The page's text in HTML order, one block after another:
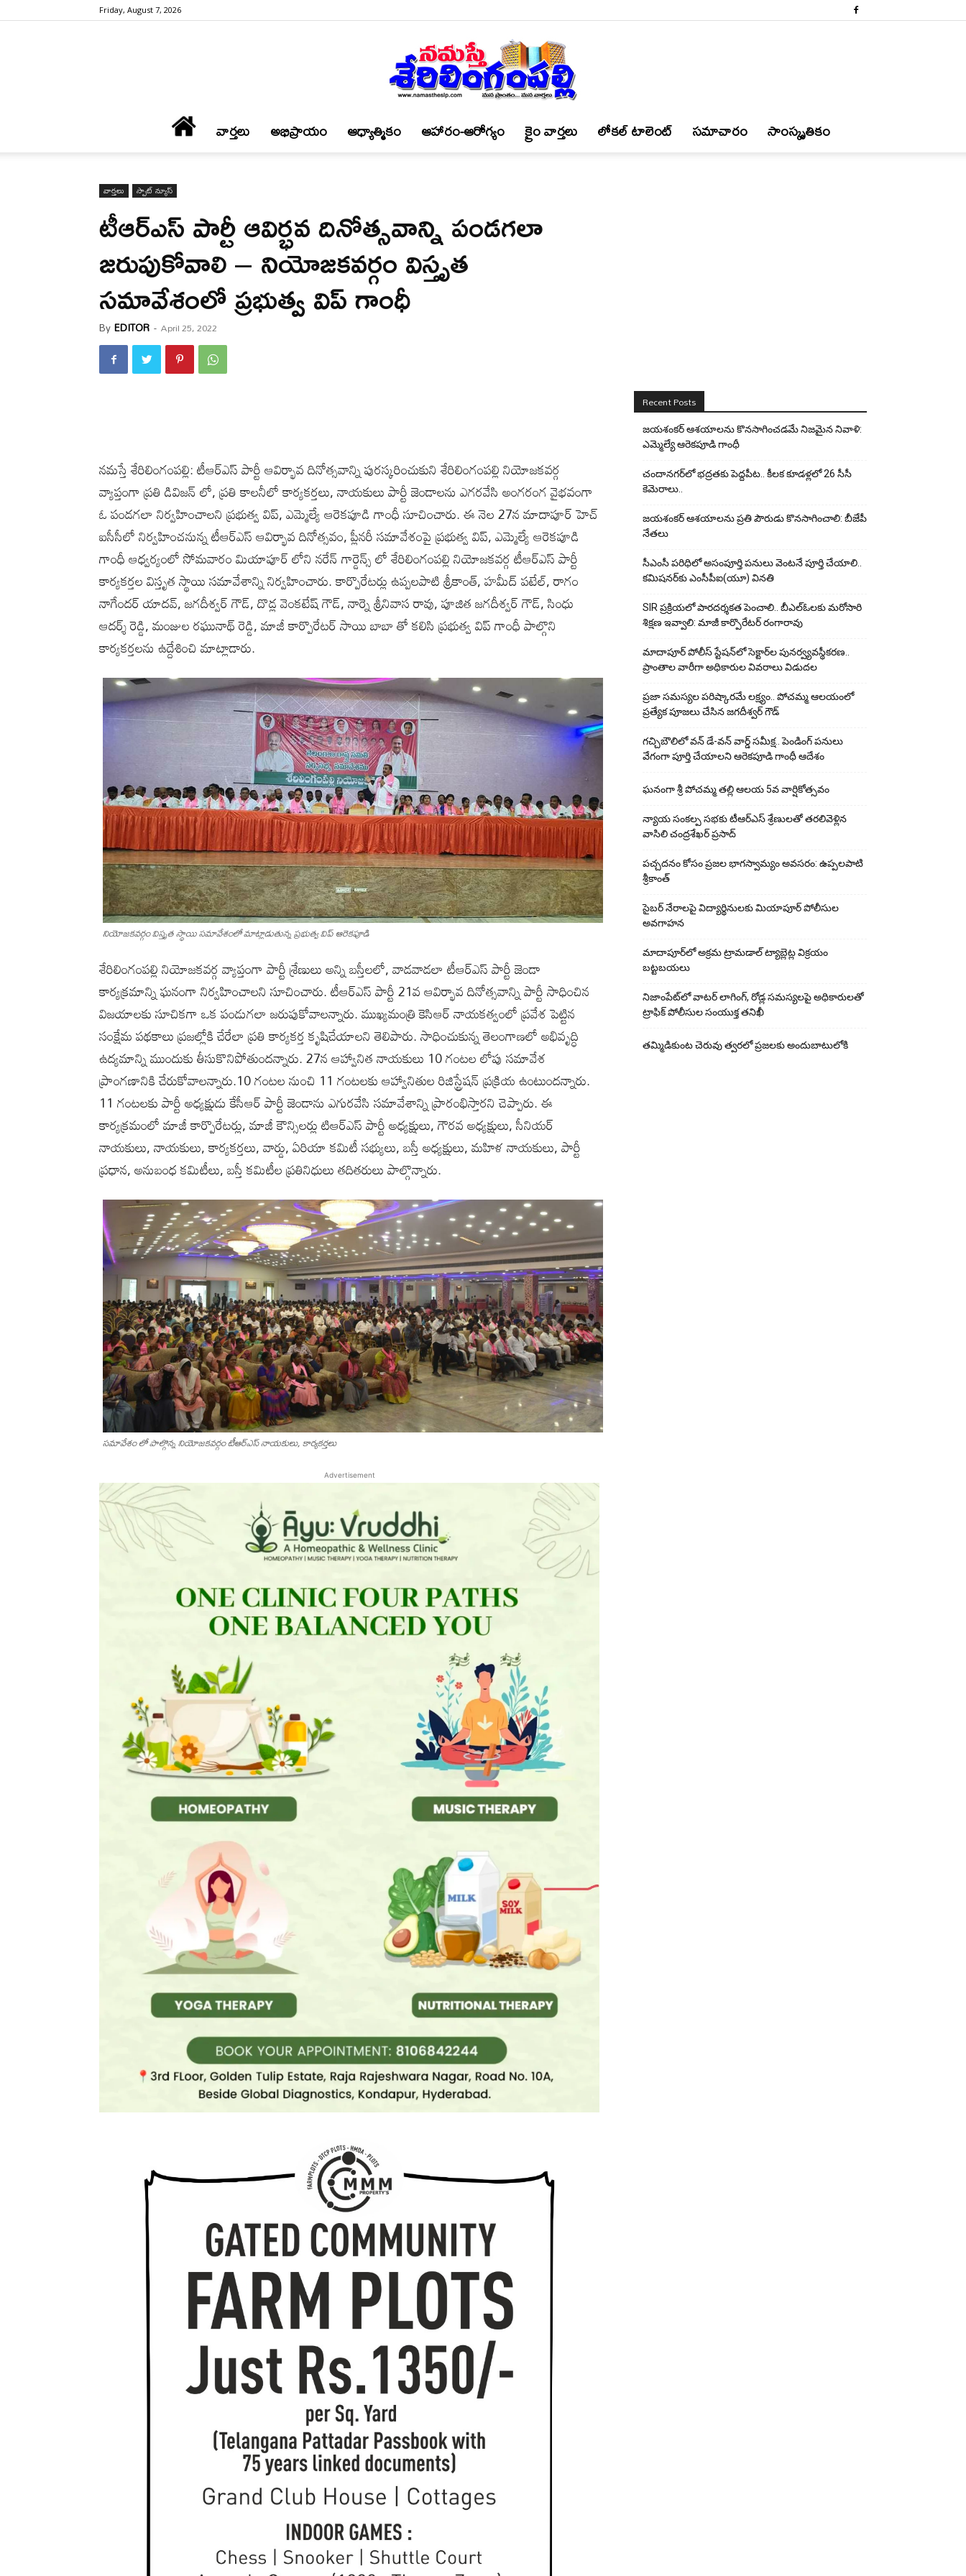
Friday, August 7, 2026
శేరిలింగంపల్లి
వార్త‌లు అభిప్రాయం ఆధ్యాత్మికం ఆహారం-ఆరోగ్యం క్రైం వార్త‌లు లోకల్ టాలెంట్ స‌మాచారం సాంస్కృతికం
వార్త‌లు స్పాట్ న్యూస్
టీఆర్ఎస్ పార్టీ ఆవిర్భవ దినోత్సవాన్ని పండగలా
జరుపుకోవాలి – నియోజకవర్గం విస్తృత
సమావేశంలో ప్రభుత్వ విప్ గాంధీ
ByEDITOR - April 25, 2022
నమస్తే శేరిలింగంపల్లి: టీఆర్ఎస్ పార్టీ ఆవిర్భావ దినోత్సవాన్ని పురస్కరించుకుని శేరిలింగంపల్లి నియోజకవర్గ
వ్యాప్తంగా ప్రతి డివిజన్ లో, ప్రతి కాలనీలో కార్యకర్తలు, నాయకులు పార్టీ జెండాలను ఎగరవేసి అంగరంగ వైభవంగా
ఓ పండగలా నిర్వహించాలని ప్రభుత్వ విప్, ఎమ్మెల్యే ఆరెకపూడి గాంధీ సూచించారు. ఈ నెల 27న మాదాపూర్ హెచ్
ఐసీసీలో నిర్వహించనున్న టీఆర్ఎస్ ఆవిర్భావ దినోత్సవం, ప్లీనరీ సమావేశంపై ప్రభుత్వ విప్, ఎమ్మెల్యే ఆరెకపూడి
గాంధీ ఆధ్వర్యంలో సోమవారం మియాపూర్ లోని నరేన్ గార్డెన్స్ లో శేరిలింగంపల్లి నియోజకవర్గ టీఆర్ఎస్ పార్టీ
కార్యకర్తల విస్తృత స్థాయి సమావేశాన్ని నిర్వహించారు. కార్పొరేటర్లు ఉప్పలపాటి శ్రీకాంత్, హమీద్ పటేల్, రాగం
నాగేందర్ యాదవ్, జగదీశ్వర్ గౌడ్, దొడ్ల వెంకటేష్ గౌడ్, నార్నె శ్రీనివాస రావు, పూజిత జగదీశ్వర్ గౌడ్, సింధు
ఆదర్శ్ రెడ్డి, మంజుల రఘునాథ్ రెడ్డి, మాజీ కార్పొరేటర్ సాయి బాబా తో కలిసి ప్రభుత్వ విప్ గాంధీ పాల్గొని
కార్యకర్తలను ఉద్దేశించి మాట్లాడారు.
నియోజకవర్గం విస్తృత స్థాయి సమావేశంలో మాట్లాడుతున్న ప్రభుత్వ విప్ ఆరెకపూడి
శేరిలింగంపల్లి నియోజకవర్గ వ్యాప్తంగా పార్టీ శ్రేణులు అన్ని బస్తీలలో, వాడవాడలా టీఆర్ఎస్ పార్టీ జెండా
కార్యక్రమాన్ని ఘనంగా నిర్వహించాలని సూచించారు. టీఆర్ఎస్ పార్టీ 21వ ఆవిర్భావ దినోత్సవాన్ని పార్టీ సాధించిన
విజయాలకు సూచికగా ఒక పండుగలా జరుపుకోవాలన్నారు. ముఖ్యమంత్రి కెసిఆర్ నాయకత్వంలో ప్రవేశ పెట్టిన
సంక్షేమ పథకాలు ప్రజల్లోకి చేరేలా ప్రతి కార్యకర్త కృషిచేయాలని తెలిపారు. సాధించుకున్న తెలంగాణలో అభివృద్ధి
ఉద్యమాన్ని ముందుకు తీసుకొనిపోతుందన్నారు. 27న ఆహ్వానిత నాయకులు 10 గంటల లోపు సమావేశ
ప్రాంగణానికి చేరుకోవాలన్నారు.10 గంటల నుంచి 11 గంటలకు ఆహ్వానితుల రిజిస్ట్రేషన్ ప్రక్రియ ఉంటుందన్నారు.
11 గంటలకు పార్టీ అధ్యక్షుడు కేసీఆర్ పార్టీ జెండాను ఎగురవేసి సమావేశాన్ని ప్రారంభిస్తారని చెప్పారు. ఈ
కార్యక్రమంలో మాజీ కార్పొరేటర్లు, మాజీ కౌన్సిలర్లు టిఆర్ఎస్ పార్టీ అధ్యక్షులు, గౌరవ అధ్యక్షులు, సీనియర్
నాయకులు, నాయకులు, కార్యకర్తలు, వార్డు, ఏరియా కమిటీ సభ్యులు, బస్తీ అధ్యక్షులు, మహిళ నాయకులు, పార్టీ
ప్రధాన, అనుబంధ కమిటీలు, బస్తీ కమిటీల ప్రతినిధులు తదితరులు పాల్గొన్నారు.
సమావేశం లో పాల్గొన్న నియోజకవర్గం టీఆర్ఎస్ ‌నాయకులు, కార్యకర్తలు
Advertisement
Recent Posts
జయశంకర్ ఆశయాలను కొనసాగించడమే నిజమైన నివాళి:
ఎమ్మెల్యే ఆరెక‌పూడి గాంధీ
చందానగర్‌లో భద్రతకు పెద్దపీట.. కీలక కూడళ్లలో 26 సీసీ
కెమెరాలు..
జయశంకర్ ఆశయాలను ప్రతి పౌరుడు కొనసాగించాలి: బీజేపీ
నేతలు
సీఎంసీ పరిధిలో అసంపూర్తి పనులు వెంటనే పూర్తి చేయాలి..
కమిషనర్‌కు ఎంసీపీఐ(యూ) వినతి
SIR ప్రక్రియలో పారదర్శకత పెంచాలి.. బీఎల్ఓలకు మరోసారి
శిక్షణ ఇవ్వాలి: మాజీ కార్పొరేటర్ రంగారావు
మాదాపూర్ పోలీస్‌ స్టేషన్‌లో సెక్టార్‌ల పునర్వ్యవస్థీకరణ..
ప్రాంతాల వారీగా అధికారుల వివరాలు విడుదల
ప్రజా సమస్యల పరిష్కారమే లక్ష్యం.. పోచమ్మ ఆలయంలో
ప్రత్యేక పూజలు చేసిన జగదీశ్వర్ గౌడ్
గచ్చిబౌలిలో వన్ డే-వన్ వార్డ్ సమీక్ష.. పెండింగ్ పనులు
వేగంగా పూర్తి చేయాలని ఆరెకపూడి గాంధీ ఆదేశం
ఘ‌నంగా శ్రీ పోచమ్మ త‌ల్లి ఆలయ 5వ వార్షికోత్సవం
న్యాయ సంక‌ల్ప స‌భ‌కు టీఆర్ఎస్ శ్రేణుల‌తో త‌ర‌లివెళ్లిన
వాసిలి చంద్ర‌శేఖ‌ర్ ప్ర‌సాద్
పచ్చదనం కోసం ప్రజల భాగస్వామ్యం అవసరం: ఉప్పలపాటి
శ్రీకాంత్
సైబర్ నేరాలపై విద్యార్థినులకు మియాపూర్ పోలీసుల
అవగాహన
మాదాపూర్‌లో అక్రమ ట్రామడాల్ ట్యాబ్లెట్ల విక్రయం
బట్టబయలు
నిజాంపేట్‌లో వాటర్ లాగింగ్, రోడ్ల సమస్యలపై అధికారులతో
ట్రాఫిక్ పోలీసుల సంయుక్త తనిఖీ
తమ్మిడికుంట చెరువు త్వరలో ప్రజలకు అందుబాటులోకి